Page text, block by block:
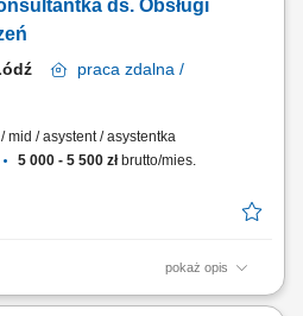
informowanie klientów o programie,
opcjach; doradzanie klientom i
ds. Obsługi
praca zdalna /
/ asystent / asystentka
5 000 - 5 500 złbrutto/mies.
pokaż opis
od klientów oraz przekazywanie ich do